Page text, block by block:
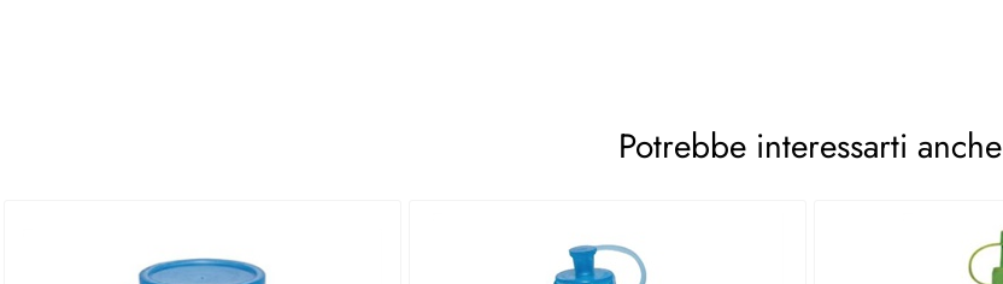
Potrebbe interessarti anche